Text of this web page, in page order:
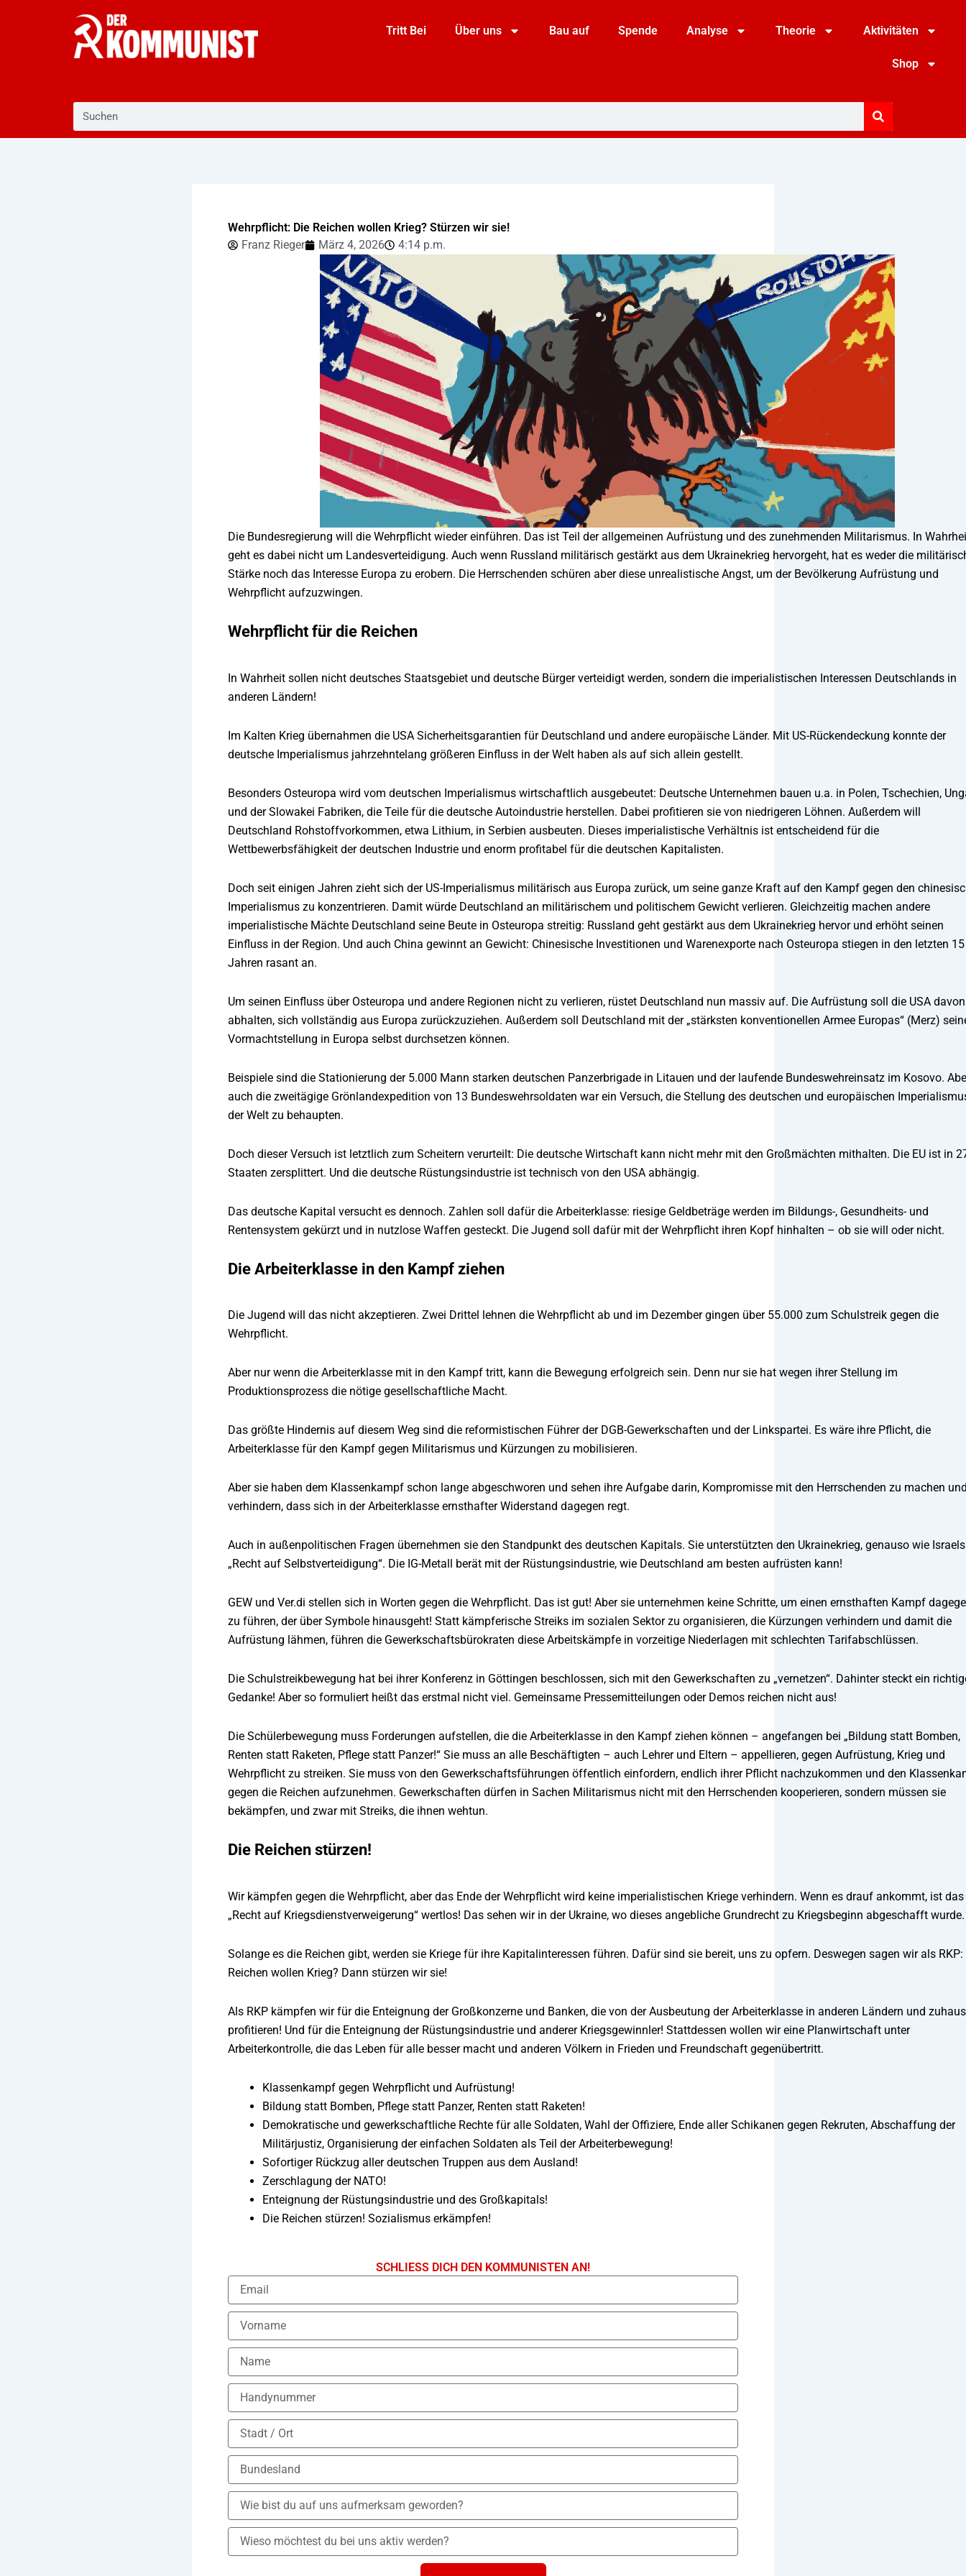
Tritt Bei Über uns Bau auf Spende Analyse Theorie Aktivitäten
Shop
Wehrpflicht: Die Reichen wollen Krieg? Stürzen wir sie!
Franz Rieger
März 4, 2026 4:14 p.m.
Die Bundesregierung will die Wehrpflicht wieder einführen. Das ist Teil der allgemeinen Aufrüstung und des zunehmenden Militarismus. In
geht es dabei nicht um Landesverteidigung. Auch wenn Russland militärisch gestärkt aus dem Ukrainekrieg hervorgeht, hat es weder die
Stärke noch das Interesse Europa zu erobern. Die Herrschenden schüren aber diese unrealistische Angst, um der Bevölkerung Aufrüstung und
Wehrpflicht aufzuzwingen.
Wehrpflicht für die Reichen
In Wahrheit sollen nicht deutsches Staatsgebiet und deutsche Bürger verteidigt werden, sondern die imperialistischen Interessen Deutschlands in
anderen Ländern!
Im Kalten Krieg übernahmen die USA Sicherheitsgarantien für Deutschland und andere europäische Länder. Mit US-Rückendeckung konnte der
deutsche Imperialismus jahrzehntelang größeren Einfluss in der Welt haben als auf sich allein gestellt.
Besonders Osteuropa wird vom deutschen Imperialismus wirtschaftlich ausgebeutet: Deutsche Unternehmen bauen u.a. in Polen, Tschechien,
und der Slowakei Fabriken, die Teile für die deutsche Autoindustrie herstellen. Dabei profitieren sie von niedrigeren Löhnen. Außerdem will
Deutschland Rohstoffvorkommen, etwa Lithium, in Serbien ausbeuten. Dieses imperialistische Verhältnis ist entscheidend für die
Wettbewerbsfähigkeit der deutschen Industrie und enorm profitabel für die deutschen Kapitalisten.
Doch seit einigen Jahren zieht sich der US-Imperialismus militärisch aus Europa zurück, um seine ganze Kraft auf den Kampf gegen den
Imperialismus zu konzentrieren. Damit würde Deutschland an militärischem und politischem Gewicht verlieren. Gleichzeitig machen andere
imperialistische Mächte Deutschland seine Beute in Osteuropa streitig: Russland geht gestärkt aus dem Ukrainekrieg hervor und erhöht seinen
Einfluss in der Region. Und auch China gewinnt an Gewicht: Chinesische Investitionen und Warenexporte nach Osteuropa stiegen in den letzten 15
Jahren rasant an.
Um seinen Einfluss über Osteuropa und andere Regionen nicht zu verlieren, rüstet Deutschland nun massiv auf. Die Aufrüstung soll die USA davon
abhalten, sich vollständig aus Europa zurückzuziehen. Außerdem soll Deutschland mit der „stärksten konventionellen Armee Europas“ (Merz)
Vormachtstellung in Europa selbst durchsetzen können.
Beispiele sind die Stationierung der 5.000 Mann starken deutschen Panzerbrigade in Litauen und der laufende Bundeswehreinsatz im Kosovo.
auch die zweitägige Grönlandexpedition von 13 Bundeswehrsoldaten war ein Versuch, die Stellung des deutschen und europäischen
der Welt zu behaupten.
Doch dieser Versuch ist letztlich zum Scheitern verurteilt: Die deutsche Wirtschaft kann nicht mehr mit den Großmächten mithalten. Die EU ist in
Staaten zersplittert. Und die deutsche Rüstungsindustrie ist technisch von den USA abhängig.
Das deutsche Kapital versucht es dennoch. Zahlen soll dafür die Arbeiterklasse: riesige Geldbeträge werden im Bildungs-, Gesundheits- und
Rentensystem gekürzt und in nutzlose Waffen gesteckt. Die Jugend soll dafür mit der Wehrpflicht ihren Kopf hinhalten – ob sie will oder nicht.
Die Arbeiterklasse in den Kampf ziehen
Die Jugend will das nicht akzeptieren. Zwei Drittel lehnen die Wehrpflicht ab und im Dezember gingen über 55.000 zum Schulstreik gegen die
Wehrpflicht.
Aber nur wenn die Arbeiterklasse mit in den Kampf tritt, kann die Bewegung erfolgreich sein. Denn nur sie hat wegen ihrer Stellung im
Produktionsprozess die nötige gesellschaftliche Macht.
Das größte Hindernis auf diesem Weg sind die reformistischen Führer der DGB-Gewerkschaften und der Linkspartei. Es wäre ihre Pflicht, die
Arbeiterklasse für den Kampf gegen Militarismus und Kürzungen zu mobilisieren.
Aber sie haben dem Klassenkampf schon lange abgeschworen und sehen ihre Aufgabe darin, Kompromisse mit den Herrschenden zu machen
verhindern, dass sich in der Arbeiterklasse ernsthafter Widerstand dagegen regt.
Auch in außenpolitischen Fragen übernehmen sie den Standpunkt des deutschen Kapitals. Sie unterstützten den Ukrainekrieg, genauso wie Israels
„Recht auf Selbstverteidigung“. Die IG-Metall berät mit der Rüstungsindustrie, wie Deutschland am besten aufrüsten kann!
GEW und Ver.di stellen sich in Worten gegen die Wehrpflicht. Das ist gut! Aber sie unternehmen keine Schritte, um einen ernsthaften Kampf
zu führen, der über Symbole hinausgeht! Statt kämpferische Streiks im sozialen Sektor zu organisieren, die Kürzungen verhindern und damit die
Aufrüstung lähmen, führen die Gewerkschaftsbürokraten diese Arbeitskämpfe in vorzeitige Niederlagen mit schlechten Tarifabschlüssen.
Die Schulstreikbewegung hat bei ihrer Konferenz in Göttingen beschlossen, sich mit den Gewerkschaften zu „vernetzen“. Dahinter steckt ein
Gedanke! Aber so formuliert heißt das erstmal nicht viel. Gemeinsame Pressemitteilungen oder Demos reichen nicht aus!
Die Schülerbewegung muss Forderungen aufstellen, die die Arbeiterklasse in den Kampf ziehen können – angefangen bei „Bildung statt Bomben,
Renten statt Raketen, Pflege statt Panzer!“ Sie muss an alle Beschäftigten – auch Lehrer und Eltern – appellieren, gegen Aufrüstung, Krieg und
Wehrpflicht zu streiken. Sie muss von den Gewerkschaftsführungen öffentlich einfordern, endlich ihrer Pflicht nachzukommen und den
gegen die Reichen aufzunehmen. Gewerkschaften dürfen in Sachen Militarismus nicht mit den Herrschenden kooperieren, sondern müssen sie
bekämpfen, und zwar mit Streiks, die ihnen wehtun.
Die Reichen stürzen!
Wir kämpfen gegen die Wehrpflicht, aber das Ende der Wehrpflicht wird keine imperialistischen Kriege verhindern. Wenn es drauf ankommt, ist das
„Recht auf Kriegsdienstverweigerung“ wertlos! Das sehen wir in der Ukraine, wo dieses angebliche Grundrecht zu Kriegsbeginn abgeschafft wurde.
Solange es die Reichen gibt, werden sie Kriege für ihre Kapitalinteressen führen. Dafür sind sie bereit, uns zu opfern. Deswegen sagen wir als RKP:
Reichen wollen Krieg? Dann stürzen wir sie!
Als RKP kämpfen wir für die Enteignung der Großkonzerne und Banken, die von der Ausbeutung der Arbeiterklasse in anderen Ländern und
profitieren! Und für die Enteignung der Rüstungsindustrie und anderer Kriegsgewinnler! Stattdessen wollen wir eine Planwirtschaft unter
Arbeiterkontrolle, die das Leben für alle besser macht und anderen Völkern in Frieden und Freundschaft gegenübertritt.
Klassenkampf gegen Wehrpflicht und Aufrüstung!
Bildung statt Bomben, Pflege statt Panzer, Renten statt Raketen!
Demokratische und gewerkschaftliche Rechte für alle Soldaten, Wahl der Offiziere, Ende aller Schikanen gegen Rekruten, Abschaffung der
Militärjustiz, Organisierung der einfachen Soldaten als Teil der Arbeiterbewegung!
Sofortiger Rückzug aller deutschen Truppen aus dem Ausland!
Zerschlagung der NATO!
Enteignung der Rüstungsindustrie und des Großkapitals!
Die Reichen stürzen! Sozialismus erkämpfen!
SCHLIESS DICH DEN KOMMUNISTEN AN!